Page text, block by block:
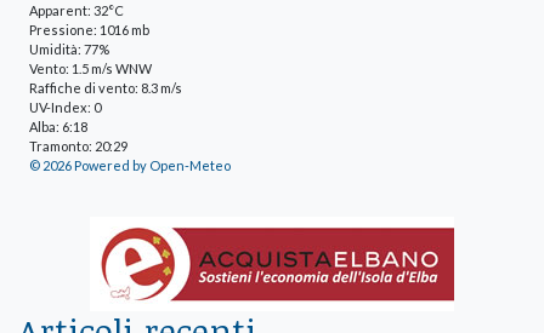
Apparent: 32°C
Pressione: 1016 mb
Umidità: 77%
Vento: 1.5 m/s WNW
Raffiche di vento: 8.3 m/s
UV-Index: 0
Alba: 6:18
Tramonto: 20:29
© 2026 Powered by Open-Meteo